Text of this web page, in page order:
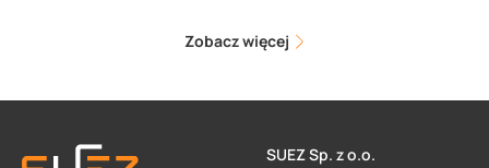
Zobacz więcej
SUEZ Sp. z o.o.